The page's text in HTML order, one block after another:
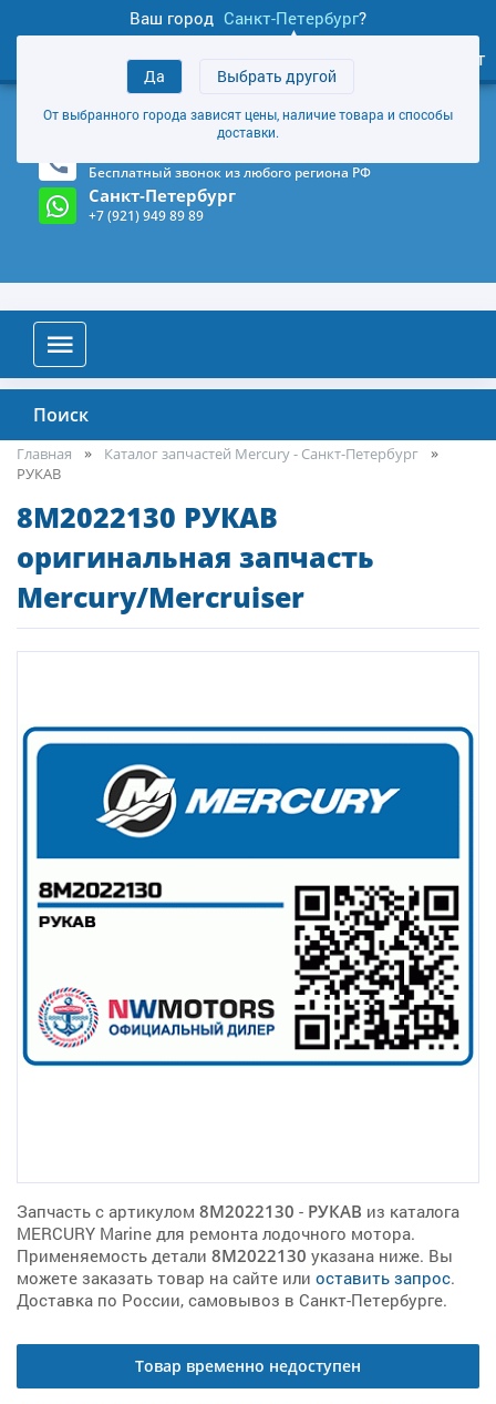
Ваш город Санкт-Петербург?
Да Выбрать другой
От выбранного города зависят цены, наличие товара и способы
доставки.
товаров
Личный кабинет
+7 (921) 949 89 89
Магазин и склад в Санкт-Петербурге (Карта)
Бесплатный звонок из любого региона РФ
Санкт-Петербург
+7 (921) 949 89 89
Поиск
Главная
Каталог запчастей Mercury - Санкт-Петербург
РУКАВ
8M2022130 РУКАВ
оригинальная запчасть
Mercury/Mercruiser
Запчасть с артикулом 8M2022130 - РУКАВ из каталога
MERCURY Marine для ремонта лодочного мотора.
Применяемость детали 8M2022130 указана ниже. Вы
можете заказать товар на сайте или оставить запрос.
Доставка по России, самовывоз в Санкт-Петербурге.
Товар временно недоступен